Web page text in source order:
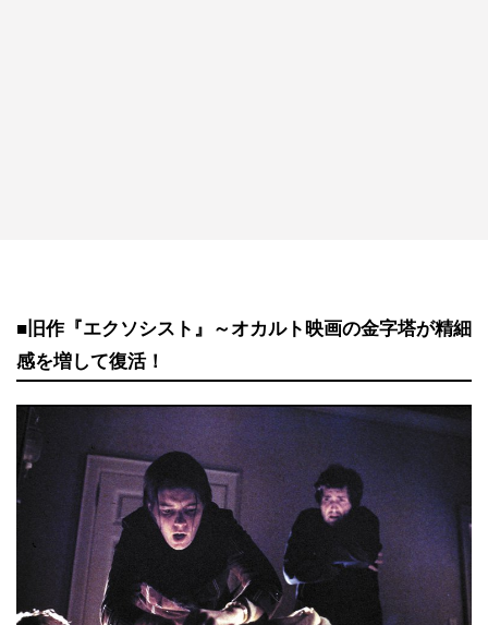
■旧作『エクソシスト』～オカルト映画の金字塔が精細
感を増して復活！